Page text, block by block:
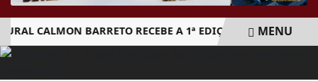
CALMON BARRETO RECEBE A 1ª EDIÇÃO DO ARAXÁ
MENU